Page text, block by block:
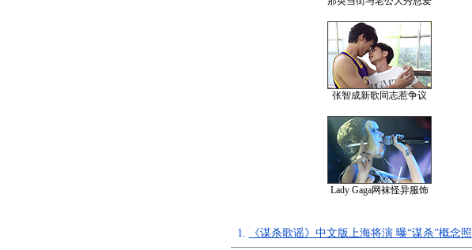
张智成新歌同志惹争议
Lady Gaga网袜怪异服饰
1. 《谋杀歌谣》中文版上海将演 曝“谋杀”概念照